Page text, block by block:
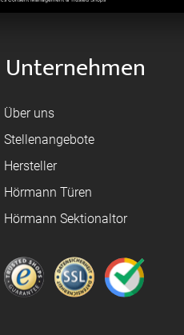
Unternehmen
Über uns
Stellenangebote
Hersteller
Hörmann Türen
Hörmann Sektionaltor